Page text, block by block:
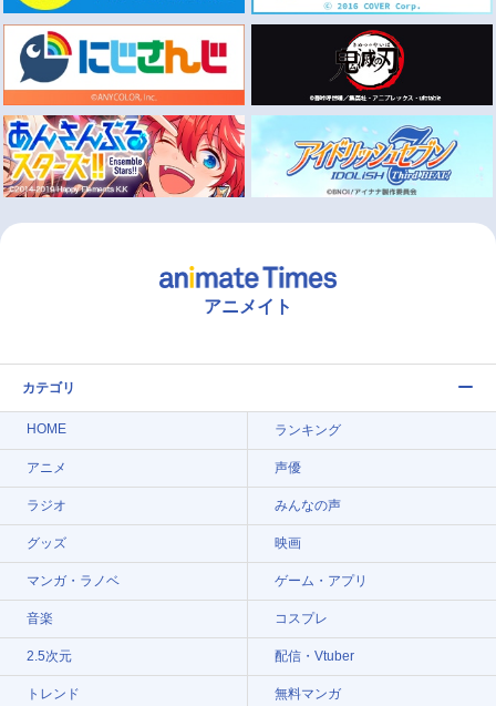
アニメイト
カテゴリ
HOME ランキング
アニメ 声優
ラジオ みんなの声
グッズ 映画
マンガ・ラノベ ゲーム・アプリ
音楽 コスプレ
2.5次元 配信・Vtuber
トレンド 無料マンガ